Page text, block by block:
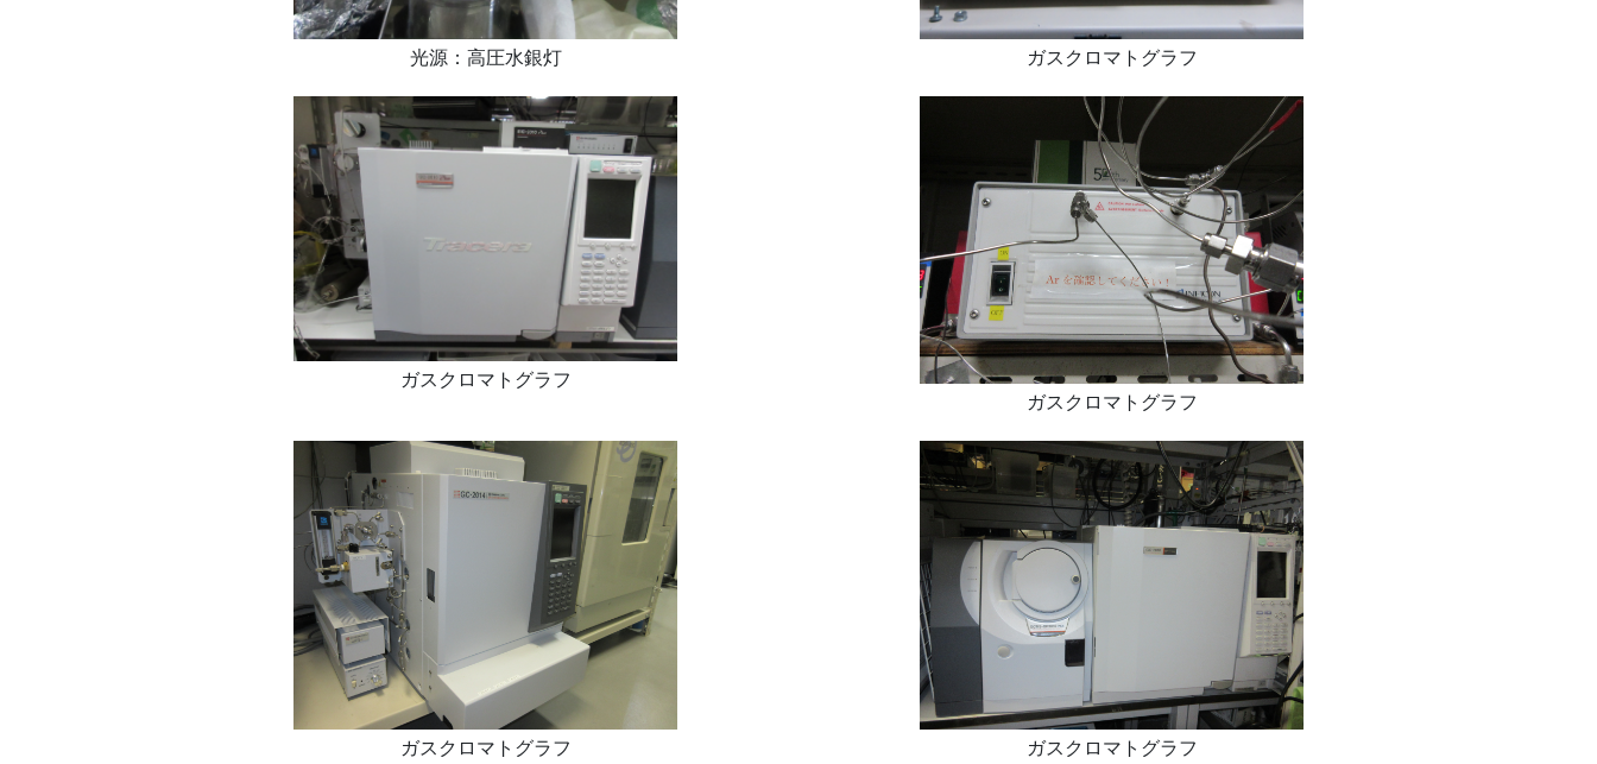
光源：高圧水銀灯 ガスクロマトグラフ
ガスクロマトグラフ
ガスクロマトグラフ
ガスクロマトグラフ ガスクロマトグラフ